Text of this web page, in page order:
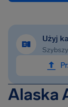
Użyj
Alaska